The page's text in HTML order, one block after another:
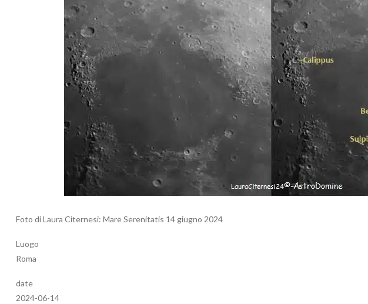
Foto di Laura Citernesi: Mare Serenitatis 14 giugno 2024
Luogo
Roma
date
2024-06-14